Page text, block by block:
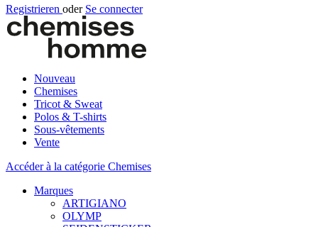
Registrieren oder Se connecter
Nouveau
Chemises
Tricot & Sweat
Polos & T-shirts
Sous-vêtements
Vente
Accéder à la catégorie Chemises
Marques
ARTIGIANO
OLYMP